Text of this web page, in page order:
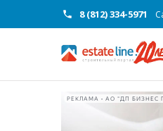
8 (812) 334-5971
РЕКЛАМА • АО "ДП БИЗНЕС